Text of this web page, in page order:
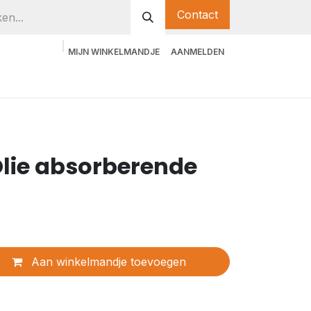
Contact
MIJN WINKELMANDJE AANMELDEN
absorberende
Aan winkelmandje toevoegen